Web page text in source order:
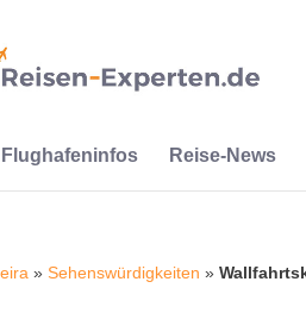
Flughafeninfos Reise-News
»Sehenswürdigkeiten »